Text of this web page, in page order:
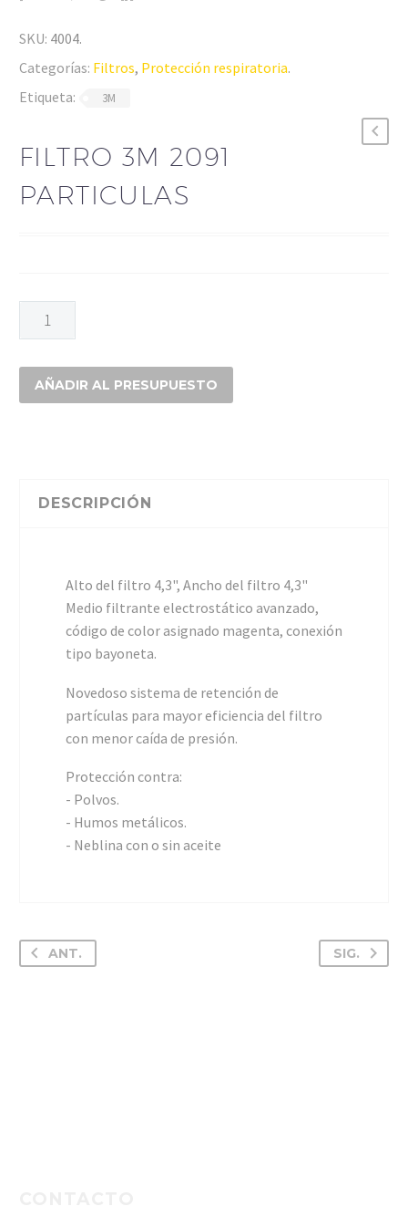
SKU: 4004.
Categorías: Filtros, Protección respiratoria.
Etiqueta:
3M
FILTRO 3M 2091
PARTICULAS
FILTRO
3M
PARTICULAS
cantidad
AÑADIR AL PRESUPUESTO
DESCRIPCIÓN
Alto del filtro 4,3", Ancho del filtro 4,3"
Medio filtrante electrostático avanzado,
código de color asignado magenta, conexión
tipo bayoneta.
Novedoso sistema de retención de
partículas para mayor eficiencia del filtro
con menor caída de presión.
Protección contra:
- Polvos.
- Humos metálicos.
- Neblina con o sin aceite
ANT. SIG.